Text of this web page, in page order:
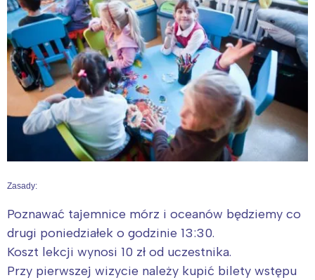
Zasady:
Poznawać tajemnice mórz i oceanów będziemy co
drugi poniedziałek o godzinie 13:30.
Koszt lekcji wynosi 10 zł od uczestnika.
Przy pierwszej wizycie należy kupić bilety wstępu